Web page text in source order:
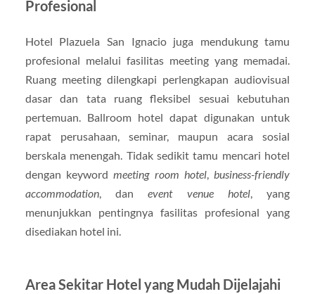
Profesional
Hotel Plazuela San Ignacio juga mendukung tamu
profesional melalui fasilitas meeting yang memadai.
Ruang meeting dilengkapi perlengkapan audiovisual
dasar dan tata ruang fleksibel sesuai kebutuhan
pertemuan. Ballroom hotel dapat digunakan untuk
rapat perusahaan, seminar, maupun acara sosial
berskala menengah. Tidak sedikit tamu mencari hotel
dengan keywordmeeting room hotel,business-friendly
accommodation, danevent venue hotel, yang
menunjukkan pentingnya fasilitas profesional yang
disediakan hotel ini.
Area Sekitar Hotel yang Mudah Dijelajahi